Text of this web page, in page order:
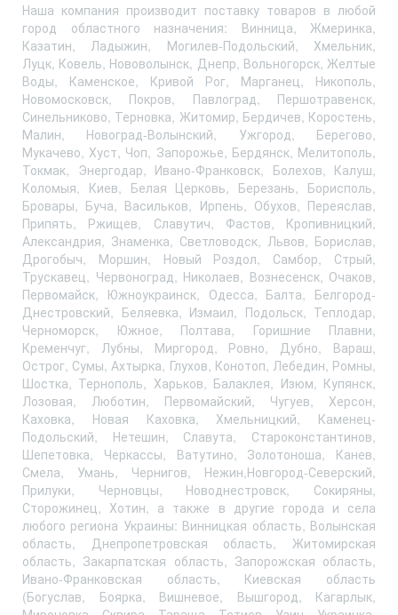
Наша компания производит поставку товаров в любой
город областного назначения: Винница, Жмеринка,
Казатин, Ладыжин, Могилев-Подольский, Хмельник,
Луцк, Ковель, Нововолынск, Днепр, Вольногорск, Желтые
Воды, Каменское, Кривой Рог, Марганец, Никополь,
Новомосковск, Покров, Павлоград, Першотравенск,
Синельниково, Терновка, Житомир, Бердичев, Коростень,
Малин, Новоград-Волынский, Ужгород, Берегово,
Мукачево, Хуст, Чоп, Запорожье, Бердянск, Мелитополь,
Токмак, Энергодар, Ивано-Франковск, Болехов, Калуш,
Коломыя, Киев, Белая Церковь, Березань, Борисполь,
Бровары, Буча, Васильков, Ирпень, Обухов, Переяслав,
Припять, Ржищев, Славутич, Фастов, Кропивницкий,
Александрия, Знаменка, Светловодск, Львов, Борислав,
Дрогобыч, Моршин, Новый Роздол, Самбор, Стрый,
Трускавец, Червоноград, Николаев, Вознесенск, Очаков,
Первомайск, Южноукраинск, Одесса, Балта, Белгород-
Днестровский, Беляевка, Измаил, Подольск, Теплодар,
Черноморск, Южное, Полтава, Горишние Плавни,
Кременчуг, Лубны, Миргород, Ровно, Дубно, Вараш,
Острог, Сумы, Ахтырка, Глухов, Конотоп, Лебедин, Ромны,
Шостка, Тернополь, Харьков, Балаклея, Изюм, Купянск,
Лозовая, Люботин, Первомайский, Чугуев, Херсон,
Каховка, Новая Каховка, Хмельницкий, Каменец-
Подольский, Нетешин, Славута, Староконстантинов,
Шепетовка, Черкассы, Ватутино, Золотоноша, Канев,
Смела, Умань, Чернигов, Нежин,Новгород-Северский,
Прилуки, Черновцы, Новоднестровск, Сокиряны,
Сторожинец, Хотин, а также в другие города и села
любого региона Украины: Винницкая область, Волынская
область, Днепропетровская область, Житомирская
область, Закарпатская область, Запорожская область,
Ивано-Франковская область, Киевская область
(Богуслав, Боярка, Вишневое, Вышгород, Кагарлык,